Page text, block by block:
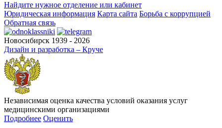
Найдите нужное отделение или кабинет
Юридическая информация Карта сайта Борьба с коррупцией
Обратная связь
Новосибирск 1939 - 2026
Дизайн и разработка – Круче
Независимая оценка качества условий оказания услуг
медицинскими организациями
Подробнее Оценить